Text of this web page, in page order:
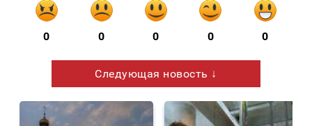
0 0 0 0 0
Следующая новость ↓